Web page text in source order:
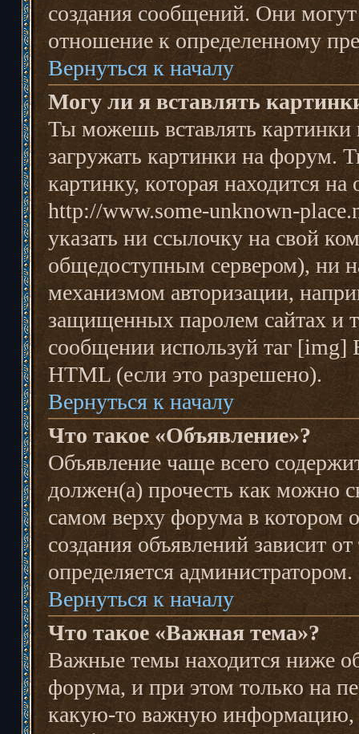
создания сообщений. Они
отношение к определенному
Вернуться к началу
Могу ли я вставлять
Ты можешь вставлять
загружать картинки на форум.
картинку, которая находится
http://www.some-unknown-
указать ни ссылочку на свой
общедоступным сервером), ни
механизмом авторизации,
защищенных паролем сайтах и
сообщении используй таг [img]
HTML (если это разрешено).
Вернуться к началу
Что такое «Объявление»?
Объявление чаще всего
должен(а) прочесть как можно
самом верху форума в котором
создания объявлений зависит
определяется администратором.
Вернуться к началу
Что такое «Важная тема»?
Важные темы находится ниже
форума, и при этом только на
какую-то важную информацию,